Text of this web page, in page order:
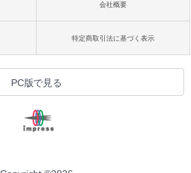
会社概要
特定商取引法に基づく表示
PC版で見る